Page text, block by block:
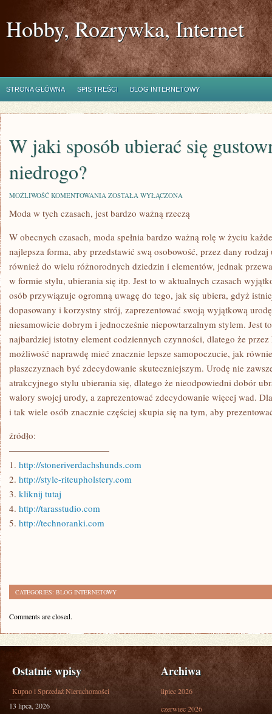
Hobby, Rozrywka, Internet
STRONA GŁÓWNA SPIS TREŚCI BLOG INTERNETOWY
W jaki sposób ubierać się
niedrogo?
MOŻLIWOŚĆ KOMENTOWANIA W
SPOSÓB
GUSTOWNIE,
LECZ
ZOSTAŁA WYŁĄCZONA
Moda w tych czasach, jest bardzo ważną rzeczą
W obecnych czasach, moda spełnia bardzo ważną rolę w życiu
najlepsza forma, aby przedstawić swą osobowość, przez dany
również do wielu różnorodnych dziedzin i elementów, jednak
w formie stylu, ubierania się itp. Jest to w aktualnych czasach
osób przywiązuje ogromną uwagę do tego, jak się ubiera, gdyż
dopasowany i korzystny strój, zaprezentować swoją wyjątkową
niesamowicie dobrym i jednocześnie niepowtarzalnym stylem. Jest
najbardziej istotny element codziennych czynności, dlatego że
możliwość naprawdę mieć znacznie lepsze samopoczucie, jak
płaszczyznach być zdecydowanie skuteczniejszym. Urodę nie
atrakcyjnego stylu ubierania się, dlatego że nieodpowiedni dobór
walory swojej urody, a zaprezentować zdecydowanie więcej wad.
i tak wiele osób znacznie częściej skupia się na tym, aby
źródło:
———————————
1. http://stoneriverdachshunds.com
2. http://style-riteupholstery.com
3. kliknij tutaj
4. http://tarasstudio.com
5. http://technoranki.com
CATEGORIES: BLOG INTERNETOWY
Comments are closed.
Ostatnie wpisy
Kupno i Sprzedaż Nieruchomości
13 lipca, 2026
Archiwa
lipiec 2026
czerwiec 2026